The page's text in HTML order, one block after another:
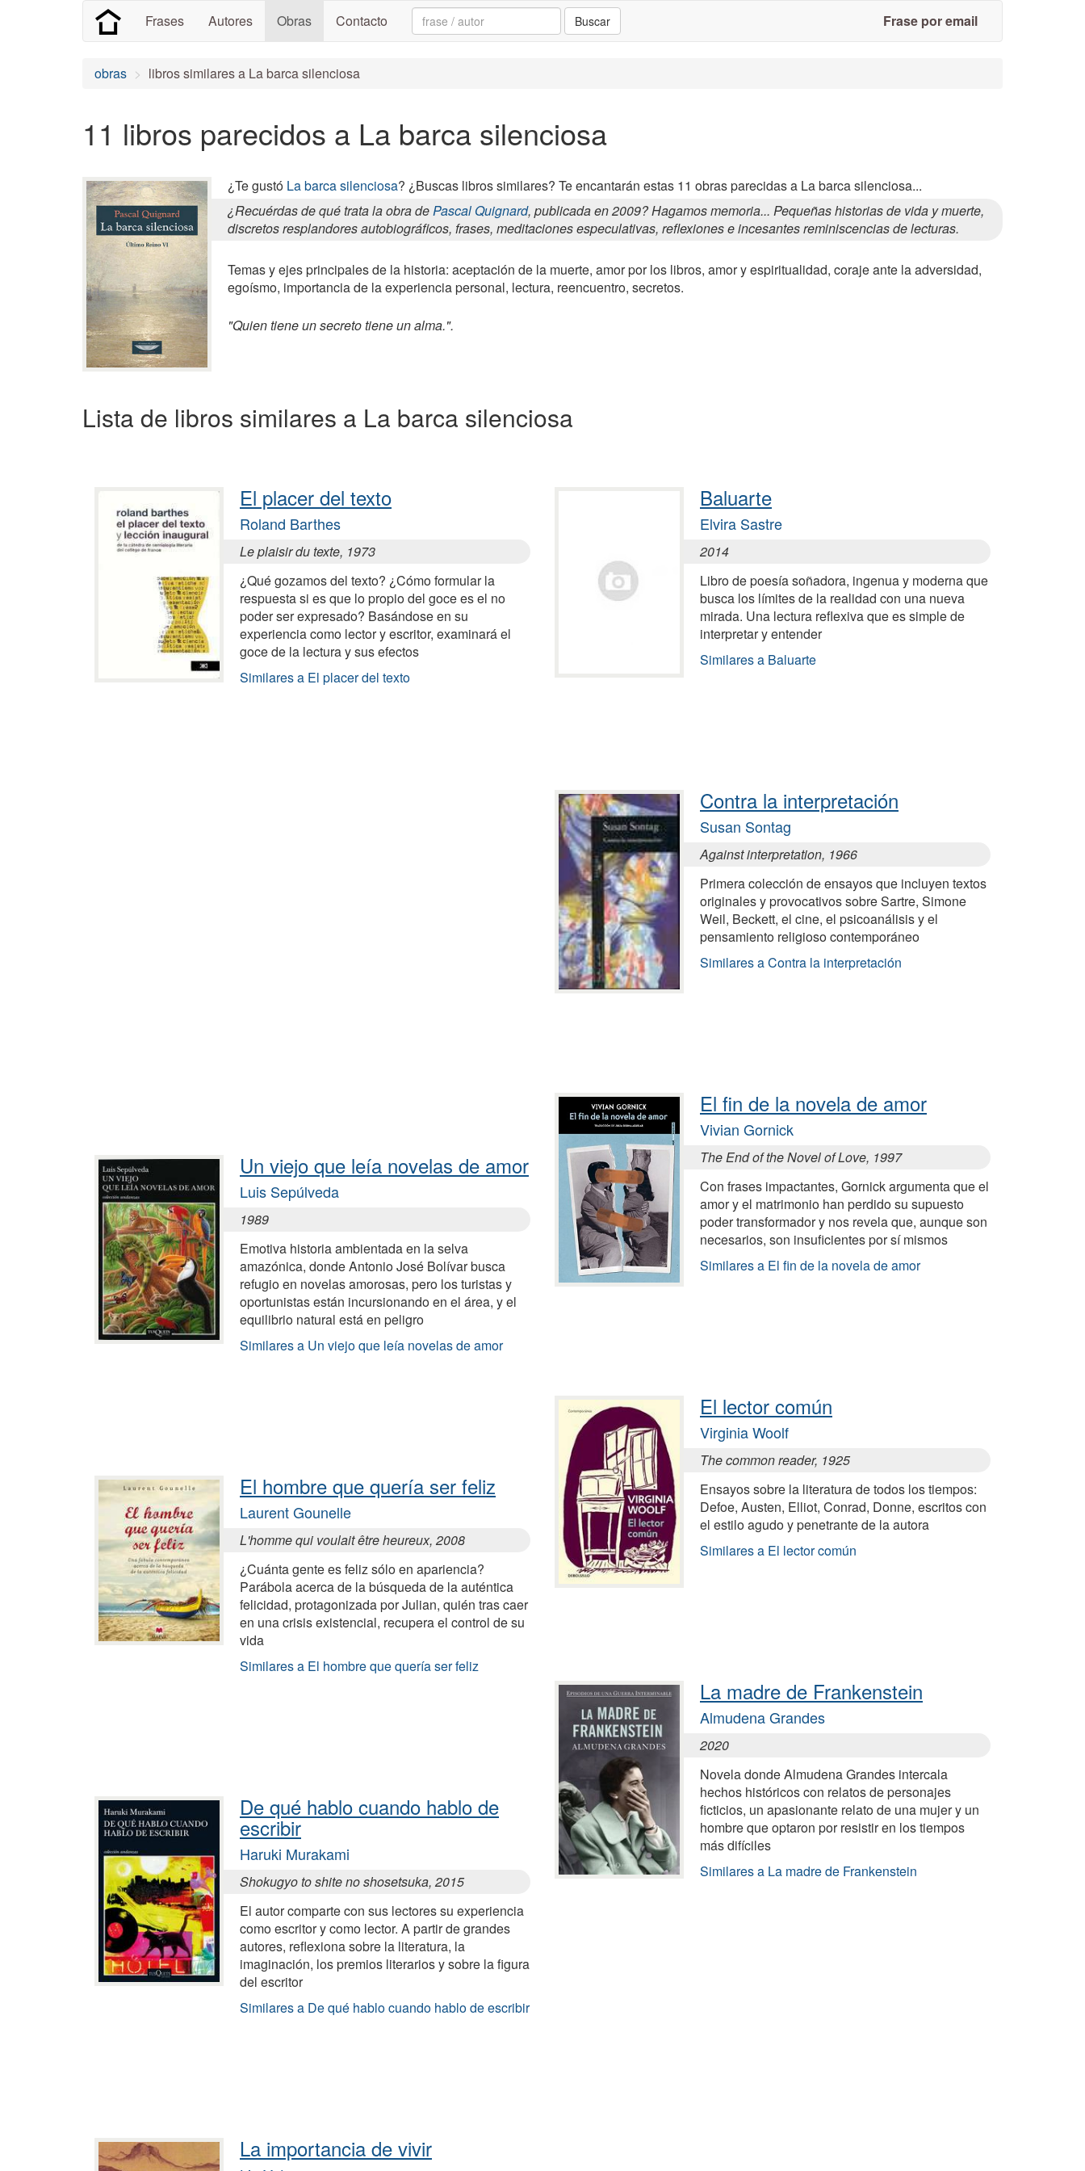
Frases Autores Obras Contacto Search: Buscar Frase por email
obras libros similares a La barca silenciosa
11 libros parecidos a La barca silenciosa
¿Te gustó La barca silenciosa? ¿Buscas libros similares? Te encantarán estas 11 obras parecidas a La barca silenciosa...
¿Recuérdas de qué trata la obra dePascal Quignard, publicada en 2009? Hagamos memoria... Pequeñas historias de vida y muerte,
discretos resplandores autobiográficos, frases, meditaciones especulativas, reflexiones e incesantes reminiscencias de lecturas.
Temas y ejes principales de la historia: aceptación de la muerte, amor por los libros, amor y espiritualidad, coraje ante la adversidad,
egoísmo, importancia de la experiencia personal, lectura, reencuentro, secretos.
"Quien tiene un secreto tiene un alma.".
Lista de libros similares a La barca silenciosa
El placer del texto
Roland Barthes
Le plaisir du texte, 1973
¿Qué gozamos del texto? ¿Cómo formular la
respuesta si es que lo propio del goce es el no
poder ser expresado? Basándose en su
experiencia como lector y escritor, examinará el
goce de la lectura y sus efectos
Similares a El placer del texto
Un viejo que leía novelas de amor
Luis Sepúlveda
1989
Emotiva historia ambientada en la selva
amazónica, donde Antonio José Bolívar busca
refugio en novelas amorosas, pero los turistas y
oportunistas están incursionando en el área, y el
equilibrio natural está en peligro
Similares a Un viejo que leía novelas de amor
El hombre que quería ser feliz
Laurent Gounelle
L'homme qui voulait être heureux, 2008
¿Cuánta gente es feliz sólo en apariencia?
Parábola acerca de la búsqueda de la auténtica
felicidad, protagonizada por Julian, quién tras caer
en una crisis existencial, recupera el control de su
vida
Similares a El hombre que quería ser feliz
De qué hablo cuando hablo de
escribir
Haruki Murakami
Shokugyo to shite no shosetsuka, 2015
El autor comparte con sus lectores su experiencia
como escritor y como lector. A partir de grandes
autores, reflexiona sobre la literatura, la
imaginación, los premios literarios y sobre la figura
del escritor
Similares a De qué hablo cuando hablo de escribir
La importancia de vivir
Baluarte
Elvira Sastre
2014
Libro de poesía soñadora, ingenua y moderna que
busca los límites de la realidad con una nueva
mirada. Una lectura reflexiva que es simple de
interpretar y entender
Similares a Baluarte
Contra la interpretación
Susan Sontag
Against interpretation, 1966
Primera colección de ensayos que incluyen textos
originales y provocativos sobre Sartre, Simone
Weil, Beckett, el cine, el psicoanálisis y el
pensamiento religioso contemporáneo
Similares a Contra la interpretación
El fin de la novela de amor
Vivian Gornick
The End of the Novel of Love, 1997
Con frases impactantes, Gornick argumenta que el
amor y el matrimonio han perdido su supuesto
poder transformador y nos revela que, aunque son
necesarios, son insuficientes por sí mismos
Similares a El fin de la novela de amor
El lector común
Virginia Woolf
The common reader, 1925
Ensayos sobre la literatura de todos los tiempos:
Defoe, Austen, Elliot, Conrad, Donne, escritos con
el estilo agudo y penetrante de la autora
Similares a El lector común
La madre de Frankenstein
Almudena Grandes
2020
Novela donde Almudena Grandes intercala
hechos históricos con relatos de personajes
ficticios, un apasionante relato de una mujer y un
hombre que optaron por resistir en los tiempos
más difíciles
Similares a La madre de Frankenstein